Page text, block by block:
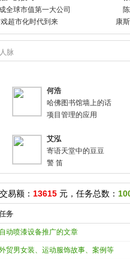
志厨艺培训中心
深圳中圣
丰服装辅料厂
上海雅鲜
程
天创仪器
净化
全球市值第一大公司
康
超市化时代到来
脉
何浩
哈佛图书馆墙上的话
项目管理的应用
艾泓
寄语天堂中的豆豆
警 笛
易额： 13615 元，任务总数：
务
动喷漆设备推广的文章
贸男女装、运动服饰故事、案例等